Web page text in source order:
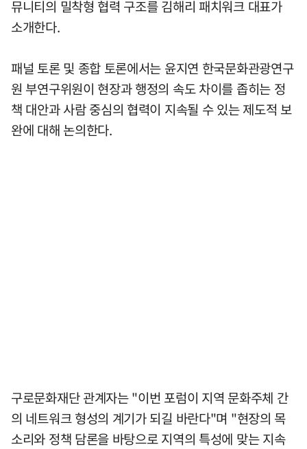
뮤니티의 밀착형 협력 구조를 김해리 패치워크 대표가
소개한다.
패널 토론 및 종합 토론에서는 윤지연 한국문화관광연구
원 부연구위원이 현장과 행정의 속도 차이를 좁히는 정
책 대안과 사람 중심의 협력이 지속될 수 있는 제도적 보
완에 대해 논의한다.
구로문화재단 관계자는 "이번 포럼이 지역 문화주체 간
의 네트워크 형성의 계기가 되길 바란다"며 "현장의 목
소리와 정책 담론을 바탕으로 지역의 특성에 맞는 지속